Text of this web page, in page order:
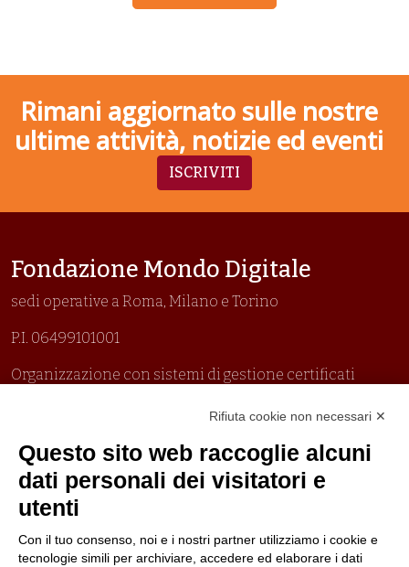
Rimani aggiornato sulle nostre
ultime attività, notizie ed eventi
ISCRIVITI
Fondazione Mondo Digitale
sedi operative a Roma, Milano e Torino
P.I. 06499101001
Organizzazione con sistemi di gestione certificati
Politica per la parità di genere
Politica antibullismo
Rifiuta cookie non necessari ✕
Questo sito web raccoglie alcuni
dati personali dei visitatori e
utenti
Con il tuo consenso, noi e i nostri partner utilizziamo i cookie e
tecnologie simili per archiviare, accedere ed elaborare i dati